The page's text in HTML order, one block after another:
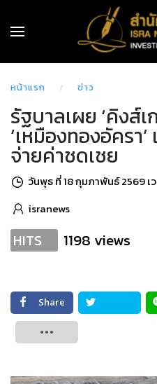
หน้าแรก ข่าว
รัฐบาลเผย ‘คิงส์
‘เหมืองทองอัครา
จ่ายค่าชดเชย
วันพุธ ที่ 18 กุมภาพันธ์ 2569 เ
isranews
HITS 1198 views
Share